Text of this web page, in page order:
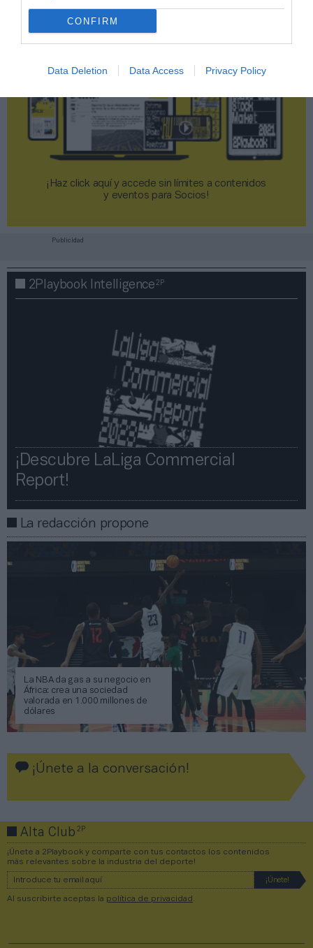
CONFIRM
Data Deletion Data Access Privacy Policy
¡Haz click aquí y accede sin límites a contenidos
y eventos para Socios!​​​​​​​
Publicidad
2Playbook Intelligence2P
¡Descubre LaLiga Commercial
Report!​​
La redacción propone
La NBA da gas a su negocio en
África: crea una sociedad
valorada en 1.000 millones de
dólares
¡Únete a la conversación!
Alta Club2P
¡Únete a 2Playbook y comparte con tus contactos los contenidos
más relevantes sobre la industria del deporte!
Al suscribirte aceptas la política de privacidad